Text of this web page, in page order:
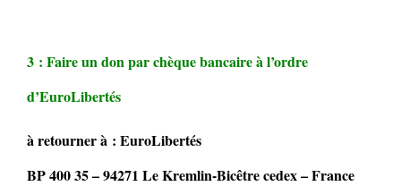
3 : Faire un don par chèque bancaire à l’ordre
d’EuroLibertés
à retourner à : EuroLibertés
BP 400 35 – 94271 Le Kremlin-Bicêtre cedex – France